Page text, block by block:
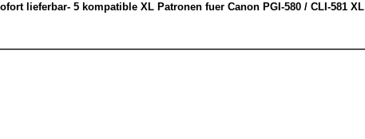
lieferbar- 5 kompatible XL Patronen fuer Canon PGI-580 / CLI-581 XL